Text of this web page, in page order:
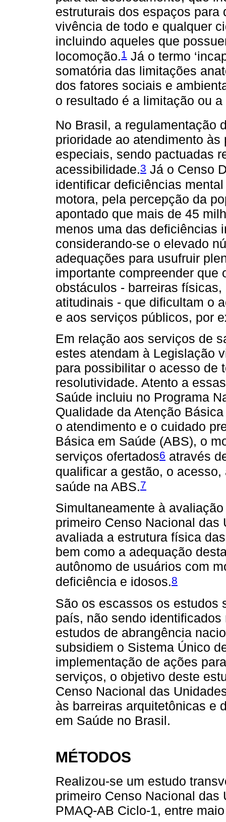
estruturais dos espaços
vivência de todo e qualquer
incluindo aqueles que
locomoção.1 Já o termo
somatória das limitações
dos fatores sociais e
o resultado é a limitação ou
No Brasil, a regulamentação
prioridade ao atendimento
especiais, sendo pactuadas
acessibilidade.3 Já o Censo
identificar deficiências
motora, pela percepção da
apontado que mais de 45
menos uma das deficiências
considerando-se o elevado
adequações para usufruir
importante compreender
obstáculos - barreiras
atitudinais - que dificultam o
e aos serviços públicos, por
Em relação aos serviços de
estes atendam à Legislação
para possibilitar o acesso de
resolutividade. Atento a
Saúde incluiu no Programa
Qualidade da Atenção
o atendimento e o cuidado
Básica em Saúde (ABS), o
serviços ofertados6 através
qualificar a gestão, o
saúde na ABS.7
Simultaneamente à
primeiro Censo Nacional
avaliada a estrutura física
bem como a adequação
autônomo de usuários com
deficiência e idosos.8
São os escassos os estudos
país, não sendo
estudos de abrangência
subsidiem o Sistema Único
implementação de ações
serviços, o objetivo deste
Censo Nacional das
às barreiras arquitetônicas e
em Saúde no Brasil.
MÉTODOS
Realizou-se um estudo
primeiro Censo Nacional das
PMAQ-AB Ciclo-1, entre